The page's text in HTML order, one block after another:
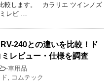
較します。 カラリエ ツインノズ
レビ …
240との違いを比較！ド
レビュー・仕様を調査
-車用品
, コムテック